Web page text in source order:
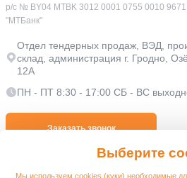
Выберите
Мы используем cookies (куки) необходимые
р/с № BY04 MTBK 3012 0001 0755 0010
"МТБанк"
Отдел тендерных продаж, ВЭД,
склад, администрация г. Гродно,
12А
ПН - ПТ 8:30 - 17:00 СБ - ВС
Заказать звонок